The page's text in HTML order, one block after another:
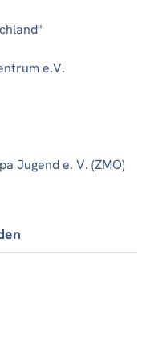
e.V.
Jugend e. V. (ZMO)